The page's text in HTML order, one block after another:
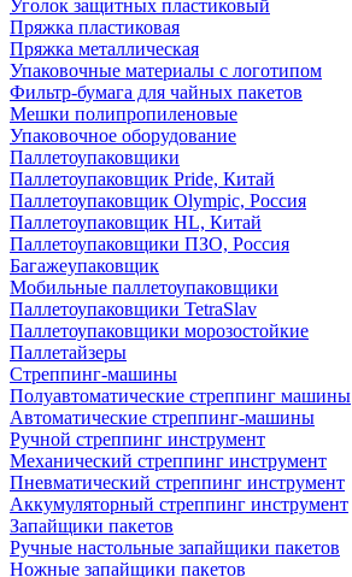
Уголок защитных пластиковый
Пряжка пластиковая
Пряжка металлическая
Упаковочные материалы с логотипом
Фильтр-бумага для чайных пакетов
Мешки полипропиленовые
Упаковочное оборудование
Паллетоупаковщики
Паллетоупаковщик Pride, Китай
Паллетоупаковщик Olympic, Россия
Паллетоупаковщик HL, Китай
Паллетоупаковщики ПЗО, Россия
Багажеупаковщик
Мобильные паллетоупаковщики
Паллетоупаковщики TetraSlav
Паллетоупаковщики морозостойкие
Паллетайзеры
Стреппинг-машины
Полуавтоматические стреппинг машины
Автоматические стреппинг-машины
Ручной стреппинг инструмент
Механический стреппинг инструмент
Пневматический стреппинг инструмент
Аккумуляторный стреппинг инструмент
Запайщики пакетов
Ручные настольные запайщики пакетов
Ножные запайщики пакетов